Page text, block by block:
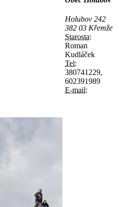
Holubov 242
382 03 Křemže
Starosta:
Roman
Kudláček
Tel:
380741229,
602391989
E-mail: